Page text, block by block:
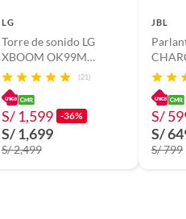
LG
Torre de sonido LG
XBOOM OK99M
2000W Bluetooth
Karaoke Star
(21)
S/ 1,599 -36%
S/ 1,699
S/ 2,499
JBL
S/
S/
S/ 799